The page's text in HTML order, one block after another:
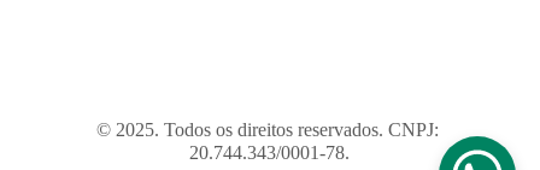
© 2025. Todos os direitos reservados. CNPJ:
20.744.343/0001-78.